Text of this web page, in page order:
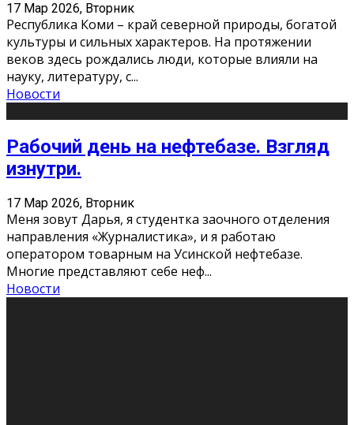
17 Мар 2026, Вторник
Республика Коми – край северной природы, богатой
культуры и сильных характеров. На протяжении
веков здесь рождались люди, которые влияли на
науку, литературу, с...
Новости
Рабочий день на нефтебазе. Взгляд
изнутри.
17 Мар 2026, Вторник
Меня зовут Дарья, я студентка заочного отделения
направления «Журналистика», и я работаю
оператором товарным на Усинской нефтебазе.
Многие представляют себе неф...
Новости